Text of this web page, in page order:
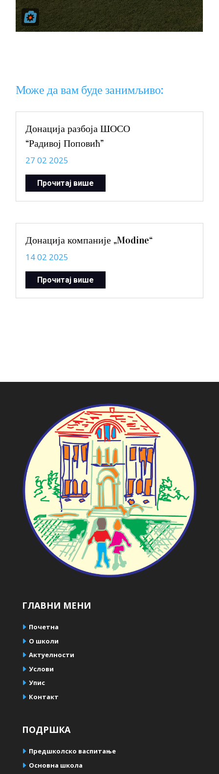
Може да вам буде занимљиво:
Донација разбоја ШОСО
“Радивој Поповић”
27 02 2025
Прочитај више
Донација компаније „Modine“
14 02 2025
Прочитај више
ГЛАВНИ МЕНИ
Почетна
О школи
Актуелности
Услови
Упис
Контакт
ПОДРШКА
Предшколско васпитање
Oсновна школа